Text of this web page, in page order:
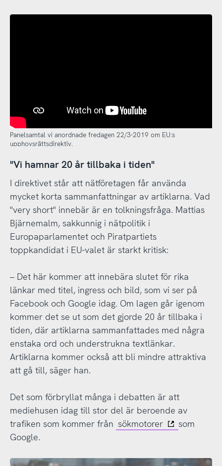
Panelsamtal vi anordnade fredagen 22/3-2019 om EU:s
upphovsrättsdirektiv.
"Vi hamnar 20 år tillbaka i tiden"
I direktivet står att nätföretagen får använda
mycket korta sammanfattningar av artiklarna. Vad
"very short" innebär är en tolkningsfråga. Mattias
Bjärnemalm, sakkunnig i nätpolitik i
Europaparlamentet och Piratpartiets
toppkandidat i EU-valet är starkt kritisk:
– Det här kommer att innebära slutet för rika
länkar med titel, ingress och bild, som vi ser på
Facebook och Google idag. Om lagen går igenom
kommer det se ut som det gjorde 20 år tillbaka i
tiden, där artiklarna sammanfattades med några
enstaka ord och understrukna textlänkar.
Artiklarna kommer också att bli mindre attraktiva
att gå till, säger han.
Det som förbryllat många i debatten är att
mediehusen idag till stor del är beroende av
trafiken som kommer från sökmotorer
som
Google.